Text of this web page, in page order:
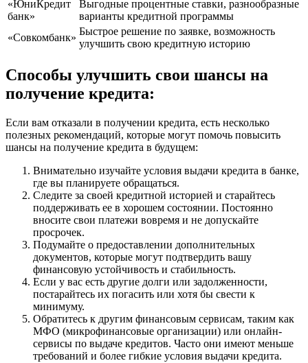
«ЮниКредит
банк»
Выгодные процентные ставки, разнообразные
варианты кредитной программы
«Совкомбанк»
Быстрое решение по заявке, возможность
улучшить свою кредитную историю
Способы улучшить свои шансы на
получение кредита:
Если вам отказали в получении кредита, есть несколько
полезных рекомендаций, которые могут помочь повысить
шансы на получение кредита в будущем:
Внимательно изучайте условия выдачи кредита в банке,
где вы планируете обращаться.
Следите за своей кредитной историей и старайтесь
поддерживать ее в хорошем состоянии. Постоянно
вносите свои платежи вовремя и не допускайте
просрочек.
Подумайте о предоставлении дополнительных
документов, которые могут подтвердить вашу
финансовую устойчивость и стабильность.
Если у вас есть другие долги или задолженности,
постарайтесь их погасить или хотя бы свести к
минимуму.
Обратитесь к другим финансовым сервисам, таким как
МФО (микрофинансовые организации) или онлайн-
сервисы по выдаче кредитов. Часто они имеют меньше
требований и более гибкие условия выдачи кредита.